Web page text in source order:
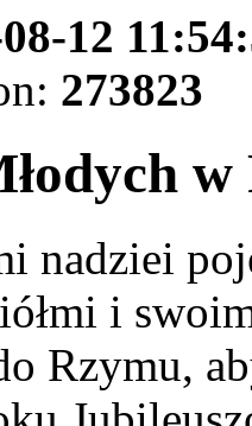
12
273823
nadziei
i
Rzymu,